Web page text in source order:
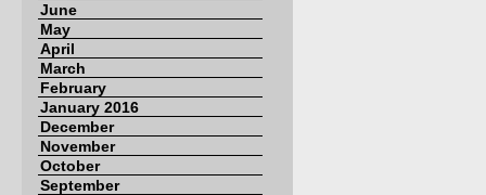
June
May
April
March
February
January 2016
December
November
October
September